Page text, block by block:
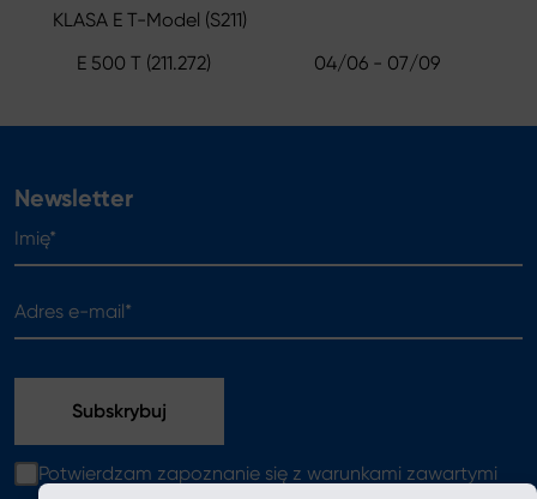
KLASA E T-Model (S211)
E 500 T (211.272)
04/06 - 07/09
Newsletter
Potwierdzam zapoznanie się z warunkami zawartymi